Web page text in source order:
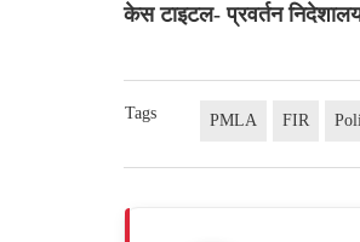
केस टाइटल- प्रवर्तन
Tags PMLA FIR